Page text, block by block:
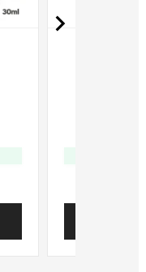
